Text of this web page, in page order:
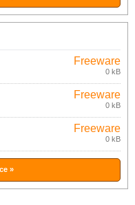
Freeware
0 kB
Freeware
0 kB
Freeware
0 kB
»